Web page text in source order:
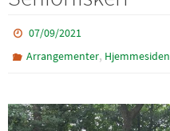
07/09/2021
Arrangementer, Hjemmesiden